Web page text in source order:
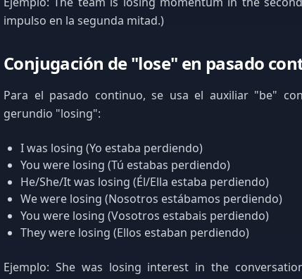
impulso en la segunda mitad.)
Conjugación de "lose" en pasado
Para el pasado continuo, se usa el auxiliar "be"
gerundio "losing":
I was losing (Yo estaba perdiendo)
You were losing (Tú estabas perdiendo)
He/She/It was losing (Él/Ella estaba perdiendo)
We were losing (Nosotros estábamos perdiendo)
You were losing (Vosotros estabais perdiendo)
They were losing (Ellos estaban perdiendo)
Ejemplo: She was losing interest in the